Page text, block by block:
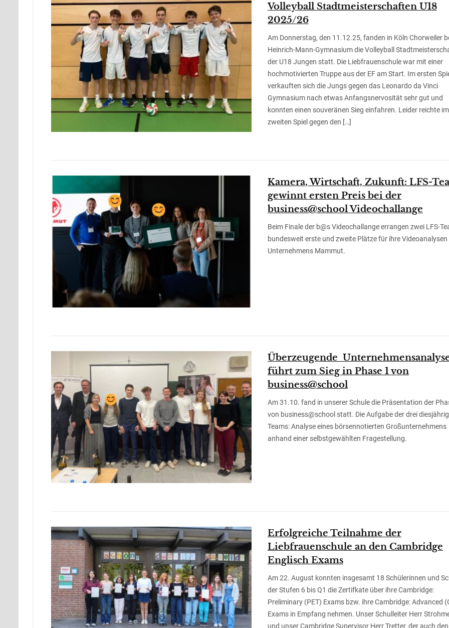
Volleyball Stadtmeisterschaften U18
2025/26
Am Donnerstag, den 11.12.25, fanden in Köln Chorweiler
Heinrich-Mann-Gymnasium die Volleyball
der U18 Jungen statt. Die Liebfrauenschule war mit einer
hochmotivierten Truppe aus der EF am Start. Im ersten
verkauften sich die Jungs gegen das Leonardo da Vinci
Gymnasium nach etwas Anfangsnervosität sehr gut und
konnten einen souveränen Sieg einfahren. Leider reichte im
zweiten Spiel gegen den […]
Kamera, Wirtschaft, Zukunft: LFS-
gewinnt ersten Preis bei der
business@school Videochallange
Beim Finale der b@s Videochallange errangen zwei LFS-
bundesweit erste und zweite Plätze für ihre Videoanalysen
Unternehmens Mammut.
Überzeugende
führt zum Sieg in Phase 1 von
business@school
Am 31.10. fand in unserer Schule die Präsentation der
von business@school statt. Die Aufgabe der drei
Teams: Analyse eines börsennotierten Großunternehmens
anhand einer selbstgewählten Fragestellung.
Erfolgreiche Teilnahme der
Liebfrauenschule an den Cambridge
Englisch Exams
Am 22. August konnten insgesamt 18 Schülerinnen und
der Stufen 6 bis Q1 die Zertifkate über ihre Cambridge:
Preliminary (PET) Exams bzw. ihre Cambridge: Advanced
Exams in Empfang nehmen. Unser Schulleiter Herr
und unser Cambridge Supervisor Herr Tretter, der auch den